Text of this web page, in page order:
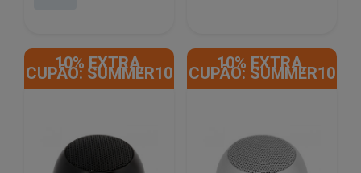
10% EXTRA,
CUPÃO: SUMMER10
10% EXTRA,
CUPÃO: SUMMER10